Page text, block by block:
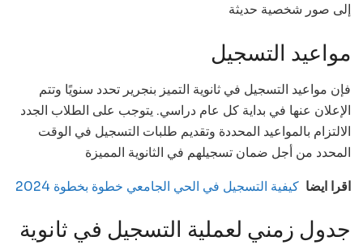
إلى صور شخصية حديثة
مواعيد التسجيل
فإن مواعيد التسجيل في ثانوية التميز بنجرير تحدد سنويًا وتتم
الإعلان عنها في بداية كل عام دراسي. يتوجب على الطلاب الجدد
الالتزام بالمواعيد المحددة وتقديم طلبات التسجيل في الوقت
المحدد من أجل ضمان تسجيلهم في الثانوية المميزة
اقرا ايضا كيفية التسجيل في الحي الجامعي خطوة بخطوة 2024
جدول زمني لعملية التسجيل في ثانوية